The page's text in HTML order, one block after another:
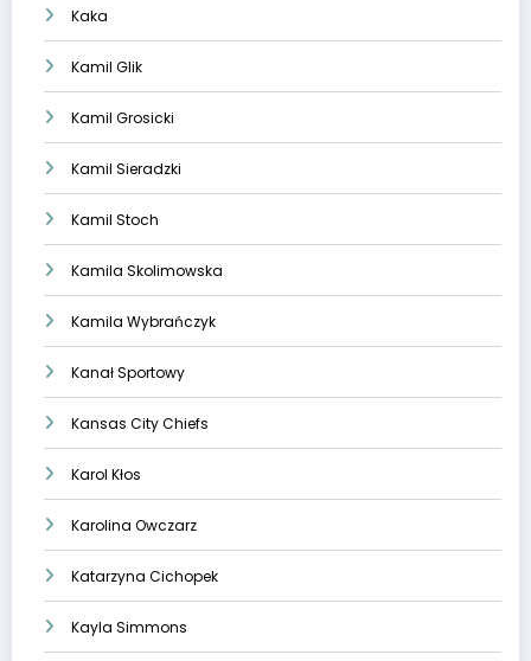
Kaka
Kamil Glik
Kamil Grosicki
Kamil Sieradzki
Kamil Stoch
Kamila Skolimowska
Kamila Wybrańczyk
Kanał Sportowy
Kansas City Chiefs
Karol Kłos
Karolina Owczarz
Katarzyna Cichopek
Kayla Simmons